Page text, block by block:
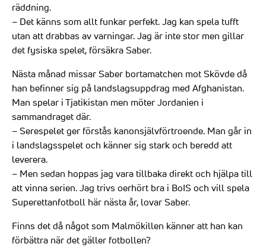
räddning.
– Det känns som allt funkar perfekt. Jag kan spela tufft
utan att drabbas av varningar. Jag är inte stor men gillar
det fysiska spelet, försäkra Saber.
Nästa månad missar Saber bortamatchen mot Skövde då
han befinner sig på landslagsuppdrag med Afghanistan.
Man spelar i Tjatikistan men möter Jordanien i
sammandraget där.
– Serespelet ger förstås kanonsjälvförtroende. Man går in
i landslagsspelet och känner sig stark och beredd att
leverera.
– Men sedan hoppas jag vara tillbaka direkt och hjälpa till
att vinna serien. Jag trivs oerhört bra i BoIS och vill spela
Superettanfotboll här nästa år, lovar Saber.
Finns det då något som Malmökillen känner att han kan
förbättra när det gäller fotbollen?